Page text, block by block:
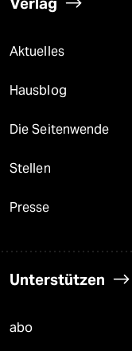
Aktuelles
Hausblog
Die Seitenwende
Stellen
Presse
Unterstützen
abo